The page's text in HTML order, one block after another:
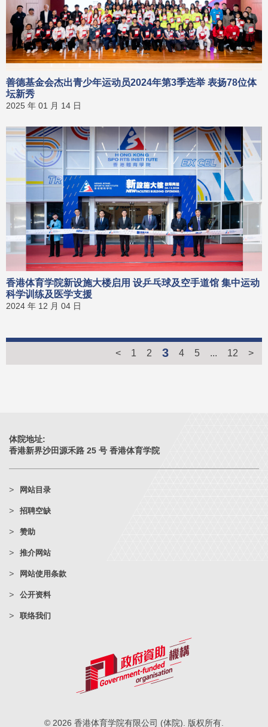
善德基金会杰出青少年运动员2024年第3季选举 表扬78位体
坛新秀
2025 年 01 月 14 日
香港体育学院新设施大楼启用 设乒乓球及空手道馆 集中运动
科学训练及医学支援
2024 年 12 月 04 日
< 1 2 3 4 5 ... 12 >
体院地址:
香港新界沙田源禾路 25 号 香港体育学院
网站目录
招聘空缺
赞助
推介网站
网站使用条款
公开资料
联络我们
© 2026 香港体育学院有限公司 (体院). 版权所有.